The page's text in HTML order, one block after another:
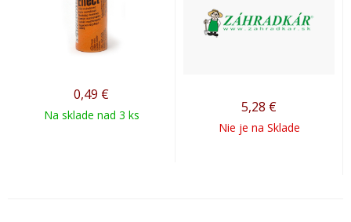
0,49 €
Na sklade nad 3 ks 5,28 €
Nie je na Sklade